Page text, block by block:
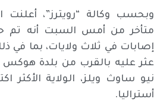
وبحسب وكالة “رويترز”،
متأخر من أمس السبت أنه تم
إصابات في ثلاث ولايات، بما في
عثر عليه بالقرب من بلدة
نيو ساوث ويلز، الولاية الأكثر
أستراليا.